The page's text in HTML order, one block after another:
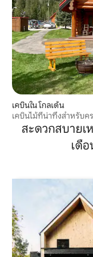
เคบินใน โกลเด้น
เคบินไม้ที่น่าทึ่งสำหรับ
สะดวกสบายเ
เดื